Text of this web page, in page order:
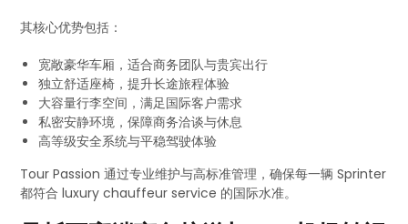
其核心优势包括：
宽敞豪华车厢，适合商务团队与贵宾出行
独立舒适座椅，提升长途旅程体验
大容量行李空间，满足国际客户需求
私密安静环境，保障商务洽谈与休息
高等级安全系统与平稳驾驶体验
Tour Passion 通过专业维护与高标准管理，确保每一辆 Sprinter
都符合 luxury chauffeur service 的国际水准。